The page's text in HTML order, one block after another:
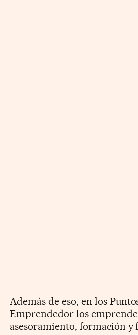
Además de eso, en los
Emprendedor los
asesoramiento, formación y